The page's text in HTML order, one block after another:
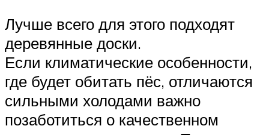
Лучше всего для этого подходят
деревянные доски.
Если климатические особенности,
где будет обитать пёс, отличаются
сильными холодами важно
позаботиться о качественном